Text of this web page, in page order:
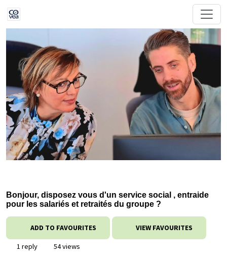
Bonjour, disposez vous d'un service social , entraide
pour les salariés et retraités du groupe ?
ADD TO FAVOURITES VIEW FAVOURITES
1 reply
54 views